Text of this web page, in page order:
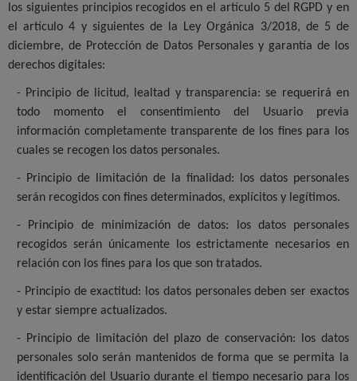
los siguientes principios recogidos en el artículo 5 del RGPD y en
el artículo 4 y siguientes de la Ley Orgánica 3/2018, de 5 de
diciembre, de Protección de Datos Personales y garantía de los
derechos digitales:
- Principio de licitud, lealtad y transparencia: se requerirá en
todo momento el consentimiento del Usuario previa
información completamente transparente de los fines para los
cuales se recogen los datos personales.
- Principio de limitación de la finalidad: los datos personales
serán recogidos con fines determinados, explícitos y legítimos.
- Principio de minimización de datos: los datos personales
recogidos serán únicamente los estrictamente necesarios en
relación con los fines para los que son tratados.
- Principio de exactitud: los datos personales deben ser exactos
y estar siempre actualizados.
- Principio de limitación del plazo de conservación: los datos
personales solo serán mantenidos de forma que se permita la
identificación del Usuario durante el tiempo necesario para los